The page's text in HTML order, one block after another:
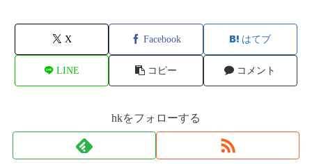
X Facebook はてブ
LINE コピー コメント
hkをフォローする